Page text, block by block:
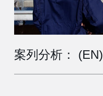
案列分析： (EN)